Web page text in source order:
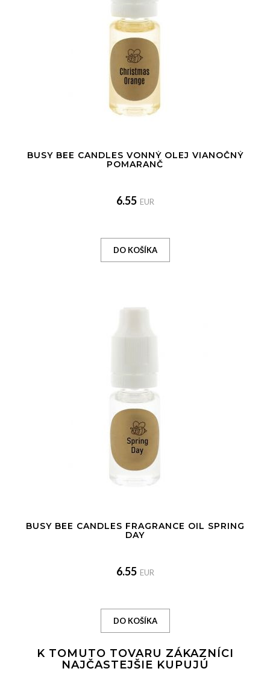
BUSY BEE CANDLES VONNÝ OLEJ VIANOČNÝ
POMARANČ
6.55 EUR
BUSY BEE CANDLES FRAGRANCE OIL SPRING
DAY
6.55 EUR
K TOMUTO TOVARU ZÁKAZNÍCI
NAJČASTEJŠIE KUPUJÚ